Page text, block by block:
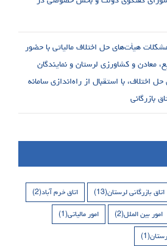
هیأت‌های حل اختلاف مالیاتی با حضور
معادن و کشاورزی لرستان و نمایندگان
اختلاف، با استقبال از راه‌اندازی سامانه
بازرگانی
اتاق بازرگانی لرستان(13) اتاق خرم آباد(2)
امور بین الملل(2) امور مالیاتی(1)
(1)